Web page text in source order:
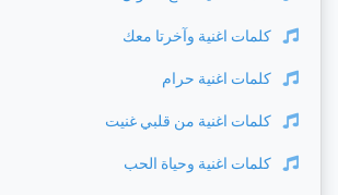
كلمات اغنية وآخرتا معك
كلمات اغنية حرام
كلمات اغنية من قلبي غنيت
كلمات اغنية وحياة الحب